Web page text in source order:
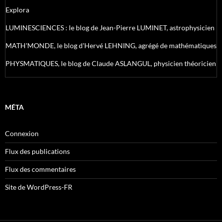
Explora
LUMINESCIENCES : le blog de Jean-Pierre LUMINET, astrophysicien
MATH'MONDE, le blog d'Hervé LEHNING, agrégé de mathématiques
PHYSMATIQUES, le blog de Claude ASLANGUL, physicien théoricien
MÉTA
Connexion
Flux des publications
Flux des commentaires
Site de WordPress-FR